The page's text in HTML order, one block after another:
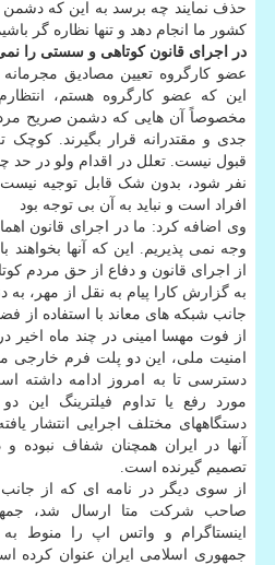
حذف نمایند چه برسد به این که دشمن
کشور ما انجام دهد و تنها نظاره گر
در اجرای قانون کوتاهی و سستی را
عضو کارگروه تعیین مصادیق
این که عضو کارگروه هستم،
مخصوصاً آن هایی که دشمن صریح
جدی و مقتدرانه قرار بگیرند. کوچک
قبول نیست. تعلل در اقدام ولو در حد
نفر شود، بدون شک قابل توجیه
افراد است و نباید به آن بی توجه بود
وی اضافه کرد: ما در اجرای قانون
وجه نمی پذیریم. این که آنها
از اجرای قانون و دفاع از حق مردم
به گزارش کارا پیام به نقل از مهر، به
جانب شبکه های معاند با استفاده از
از فوت مهسا امینی در چند ماه اخیر
امنیت ملی، این دو پلت فرم خارجی
دسترسی تا به امروز ادامه داشته
مورد رفع یا تداوم فیلترینگ
دستگاههای مختلف اجرایی انتشار
آنها در ایران همچنان شفاف
تصمیم گیرنده است.
از سوی دیگر در نامه ای که از
صاحب شرکت متا ارسال شد،
اینستاگرام و واتس اپ را منوط
جمهوری اسلامی ایران عنوان کرده